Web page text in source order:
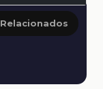
Relacionados